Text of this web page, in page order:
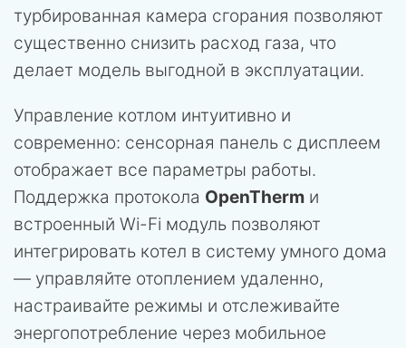
турбированная камера сгорания позволяют
существенно снизить расход газа, что
делает модель выгодной в эксплуатации.
Управление котлом интуитивно и
современно: сенсорная панель с дисплеем
отображает все параметры работы.
Поддержка протокола OpenTherm и
встроенный Wi-Fi модуль позволяют
интегрировать котел в систему умного дома
— управляйте отоплением удаленно,
настраивайте режимы и отслеживайте
энергопотребление через мобильное